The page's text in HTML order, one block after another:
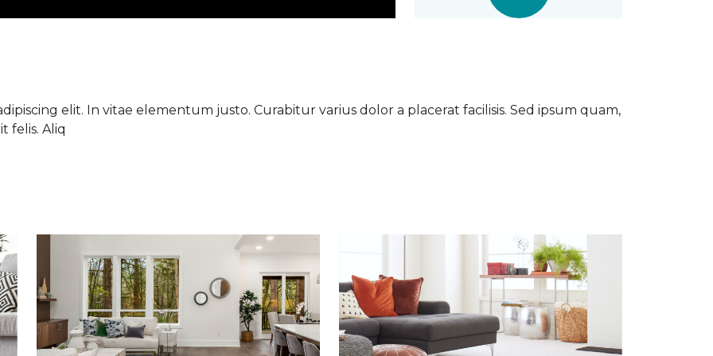
elit. In vitae elementum justo. Curabitur varius dolor a placerat facilisis. Sed ipsum quam,
felis. Aliq